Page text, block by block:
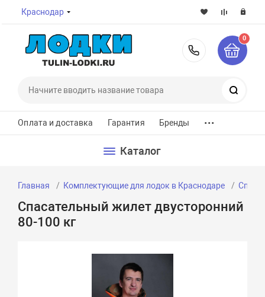
Краснодар
8-800-
0
Оплата и доставка Гарантия Бренды ...
Каталог
Главная Комплектующие для лодок в Краснодаре
Спасательный жилет двусторонний
80-100 кг